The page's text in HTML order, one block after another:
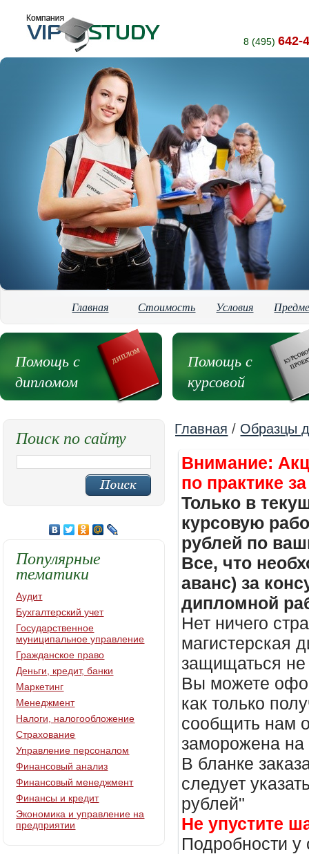
8 (495) 642-
Главная Стоимость Условия
Помощь с
дипломом
Помощь с
курсовой
Главная / Образцы
Внимание:
по практике
Только в
курсовую
рублей по
Все, что
аванс) за
дипломной
Нет ничего
магистерская
защищаться не
Вы можете
как только
сообщить нам
заморожена
В бланке
следует
рублей"
Не упустите
Подробности
Поиск по сайту
Популярные
тематики
Аудит
Бухгалтерский учет
Государственное
муниципальное управление
Гражданское право
Деньги, кредит, банки
Маркетинг
Менеджмент
Налоги, налогообложение
Страхование
Управление персоналом
Финансовый анализ
Финансовый менеджмент
Финансы и кредит
Экономика и управление на
предприятии